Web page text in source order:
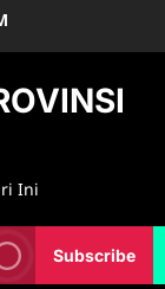
Ini
Subscribe